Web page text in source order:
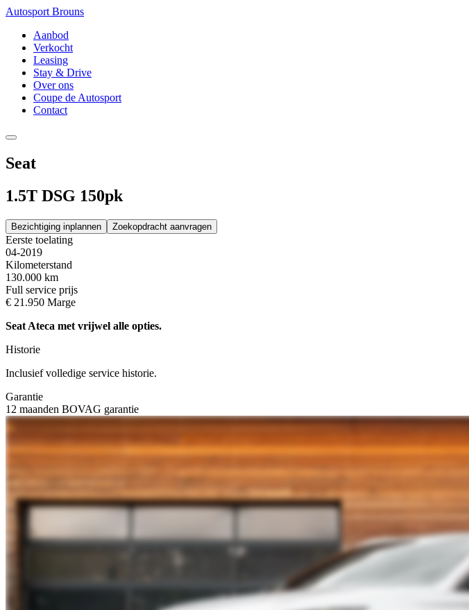
Autosport Brouns
Aanbod
Verkocht
Leasing
Stay & Drive
Over ons
Coupe de Autosport
Contact
Seat
1.5T DSG 150pk
Bezichtiging inplannen Zoekopdracht aanvragen
Eerste toelating
04-2019
Kilometerstand
130.000 km
Full service prijs
€ 21.950 Marge
Seat Ateca met vrijwel alle opties.
Historie
Inclusief volledige service historie.
Garantie
12 maanden BOVAG garantie